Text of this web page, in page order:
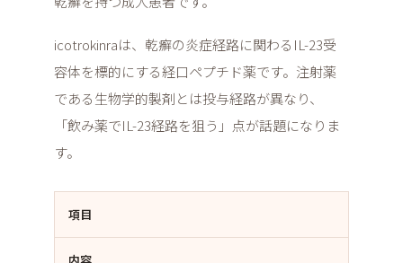
icotrokinraは、乾癬の炎症経路に関わるIL-23受
容体を標的にする経口ペプチド薬です。注射薬
である生物学的製剤とは投与経路が異なり、
「飲み薬でIL-23経路を狙う」点が話題になりま
す。
項目